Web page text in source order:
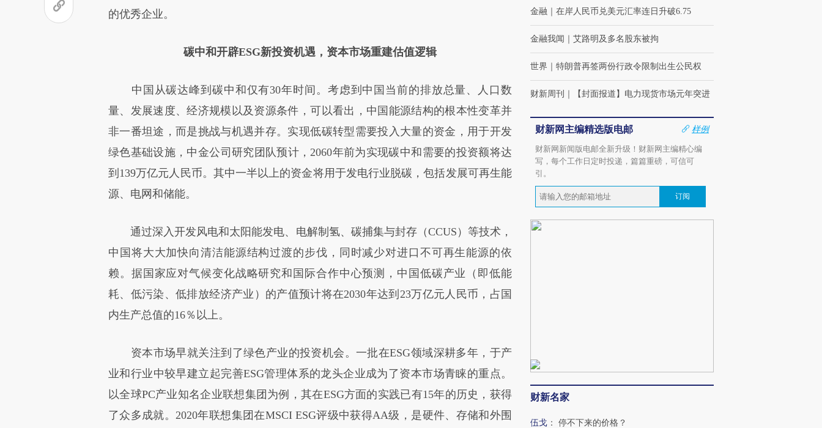
的优秀企业。
碳中和开辟ESG新投资机遇，资本市场重建估值逻辑
中国从碳达峰到碳中和仅有30年时间。考虑到中国当前的排放总量、人口数
量、发展速度、经济规模以及资源条件，可以看出，中国能源结构的根本性变革并
非一番坦途，而是挑战与机遇并存。实现低碳转型需要投入大量的资金，用于开发
绿色基础设施，中金公司研究团队预计，2060年前为实现碳中和需要的投资额将达
到139万亿元人民币。其中一半以上的资金将用于发电行业脱碳，包括发展可再生能
源、电网和储能。
通过深入开发风电和太阳能发电、电解制氢、碳捕集与封存（CCUS）等技术，
中国将大大加快向清洁能源结构过渡的步伐，同时减少对进口不可再生能源的依
赖。据国家应对气候变化战略研究和国际合作中心预测，中国低碳产业（即低能
耗、低污染、低排放经济产业）的产值预计将在2030年达到23万亿元人民币，占国
内生产总值的16％以上。
资本市场早就关注到了绿色产业的投资机会。一批在ESG领域深耕多年，于产
业和行业中较早建立起完善ESG管理体系的龙头企业成为了资本市场青睐的重点。
以全球PC产业知名企业联想集团为例，其在ESG方面的实践已有15年的历史，获得
了众多成就。2020年联想集团在MSCI ESG评级中获得AA级，是硬件、存储和外围
金融 在岸人民币兑美元汇率连日升破6.75
金融我闻 艾路明及多名股东被拘
世界 特朗普再签两份行政令限制出生公民权
财新周刊 【封面报道】电力现货市场元年突进
财新网主编精选版电邮 样例
财新网新闻版电邮全新升级！财新网主编精心编
写，每个工作日定时投递，篇篇重磅，可信可
引。
订阅
财新名家
伍戈 ： 停不下来的价格？